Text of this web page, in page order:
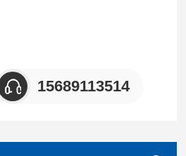
15689113514